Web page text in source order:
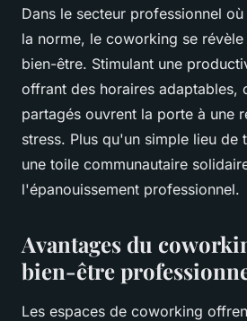
Dans le secteur professionnel
la norme, le coworking se
bien-être. Stimulant une
offrant des horaires adaptables,
partagés ouvrent la porte à une
stress. Plus qu'un simple lieu de
une toile communautaire
l'épanouissement professionnel.
Avantages du
bien-être
Les espaces de coworking